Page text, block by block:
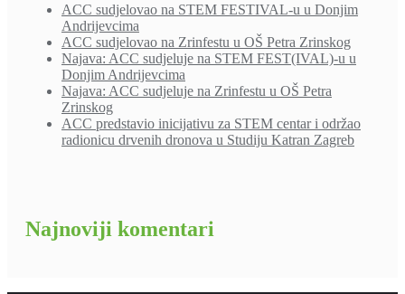
ACC sudjelovao na STEM FESTIVAL-u u Donjim
Andrijevcima
ACC sudjelovao na Zrinfestu u OŠ Petra Zrinskog
Najava: ACC sudjeluje na STEM FEST(IVAL)-u u
Donjim Andrijevcima
Najava: ACC sudjeluje na Zrinfestu u OŠ Petra
Zrinskog
ACC predstavio inicijativu za STEM centar i održao
radionicu drvenih dronova u Studiju Katran Zagreb
Najnoviji komentari